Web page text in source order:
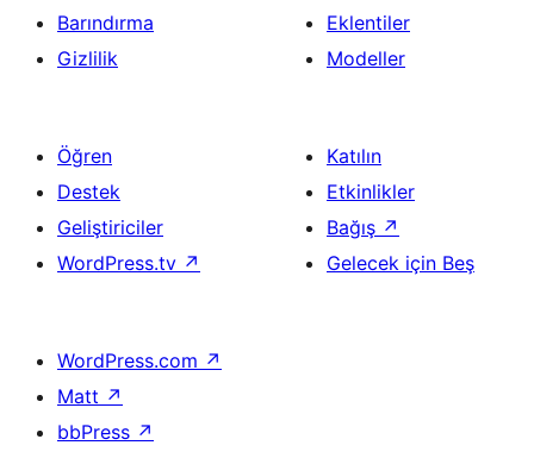
Barındırma
Gizlilik
Eklentiler
Modeller
Öğren
Destek
Geliştiriciler
WordPress.tv ↗
Katılın
Etkinlikler
Bağış ↗
Gelecek için Beş
WordPress.com ↗
Matt ↗
bbPress ↗